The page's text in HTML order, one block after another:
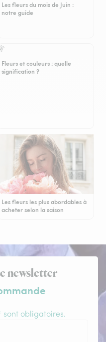
Les fleurs du mois de Juin :
notre guide
Fleurs et couleurs : quelle
signification ?
Les fleurs les plus abordables à
acheter selon la saison
newsletter
sont obligatoires.